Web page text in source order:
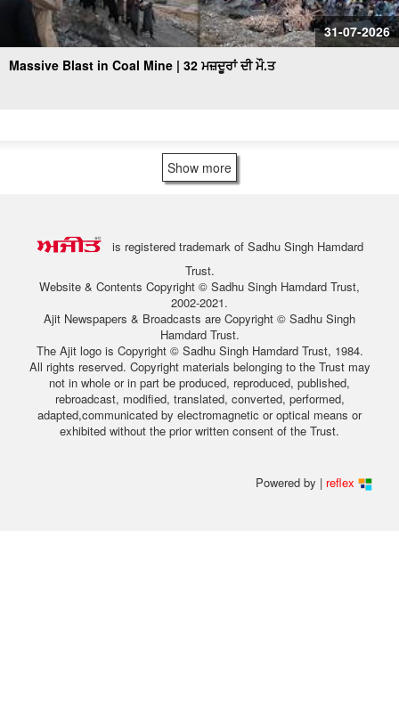
31-07-2026
Massive Blast in Coal Mine | 32 ਮਜ਼ਦੂਰਾਂ ਦੀ ਮੌ.ਤ
Show more
is registered trademark of Sadhu Singh Hamdard
Trust.
Website & Contents Copyright © Sadhu Singh Hamdard Trust,
2002-2021.
Ajit Newspapers & Broadcasts are Copyright © Sadhu Singh
Hamdard Trust.
The Ajit logo is Copyright © Sadhu Singh Hamdard Trust, 1984.
All rights reserved. Copyright materials belonging to the Trust may
not in whole or in part be produced, reproduced, published,
rebroadcast, modified, translated, converted, performed,
adapted,communicated by electromagnetic or optical means or
exhibited without the prior written consent of the Trust.
Powered by | reflex